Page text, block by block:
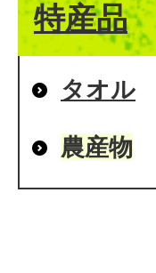
特産品
タオル
農産物